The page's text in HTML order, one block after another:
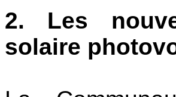
2. Les
solaire